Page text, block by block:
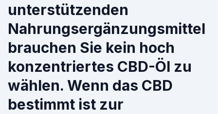
unterstützenden
Nahrungsergänzungsmittel
brauchen Sie kein hoch
konzentriertes CBD-Öl zu
wählen. Wenn das CBD
bestimmt ist zur